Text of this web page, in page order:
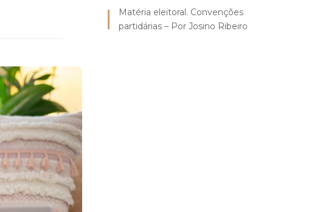
Matéria eleitoral. Convenções
partidárias – Por Josino Ribeiro